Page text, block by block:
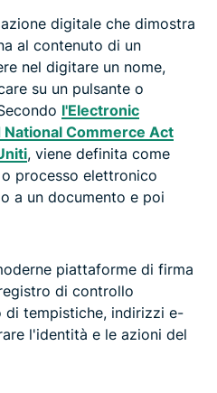
digitale che dimostra
al contenuto di un
nel digitare un nome,
su un pulsante o
l'Electronic
National Commerce Act
, viene definita come
processo elettronico
a un documento e poi
piattaforme di firma
di controllo
tempistiche, indirizzi e-
l'identità e le azioni del